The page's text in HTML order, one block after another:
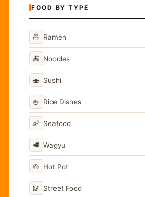
FOOD BY TYPE
🍜 Ramen
🍝 Noodles
🍣 Sushi
🍚 Rice Dishes
🦐 Seafood
🥩 Wagyu
🍲 Hot Pot
🥢 Street Food